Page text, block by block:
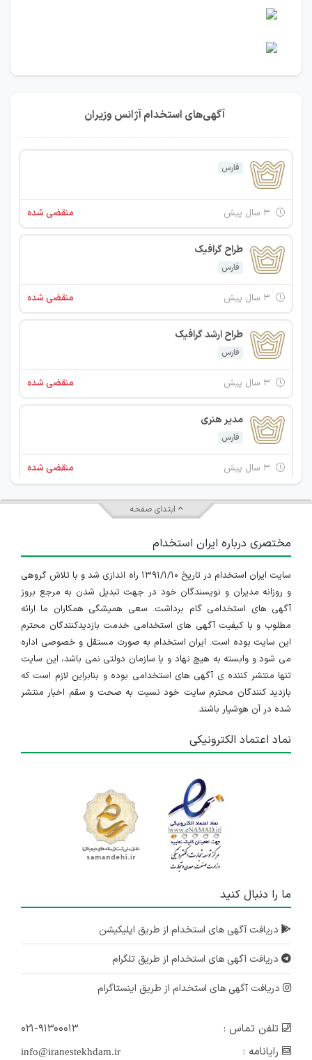
آگهی‌های استخدام آژانس وزیران
فارس
منقضی شده
طراح گرافیک
فارس
منقضی شده
طراح ارشد گرافیک
فارس
منقضی شده
مدیر هنری
فارس
منقضی شده
ابتدای صفحه
مختصری درباره ایران استخدام
سایت ایران استخدام در تاریخ ۱۳۹۱/۱/۱۰ راه اندازی شد و با تلاش گروهی
و روزانه مدیران و نویسندگان خود در جهت تبدیل شدن به مرجع بروز
آگهی های استخدامی گام برداشت. سعی همیشگی همکاران ما ارائه
مطلوب و با کیفیت آگهی های استخدامی خدمت بازدیدکنندگان محترم
این سایت بوده است. ایران استخدام به صورت مستقل و خصوصی اداره
می شود و وابسته به هیچ نهاد و یا سازمان دولتی نمی باشد، این سایت
تنها منتشر کننده ی آگهی های استخدامی بوده و بنابراین لازم است که
بازدید کنندگان محترم سایت خود نسبت به صحت و سقم اخبار منتشر
شده در آن هوشیار باشند.
نماد اعتماد الکترونیکی
ما را دنبال کنید
دریافت آگهی های استخدام از طریق اپلیکیشن
دریافت آگهی های استخدام از طریق تلگرام
دریافت آگهی های استخدام از طریق اینستاگرام
تلفن تماس :
۰۲۱-۹۱۳۰۰۰۱۳
رایانامه :
info@iranestekhdam.ir